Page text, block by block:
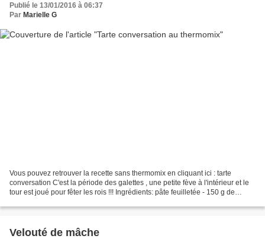
Publié le 13/01/2016 à 06:37
Par Marielle G
Vous pouvez retrouver la recette sans thermomix en cliquant ici : tarte
conversation C'est la période des galettes , une petite fève à l'intérieur et le
tour est joué pour fêter les rois !!! Ingrédients: pâte feuilletée - 150 g de
Velouté de mâche